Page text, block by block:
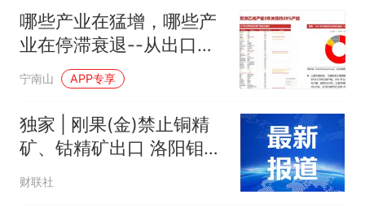
回大海 目击者直呼震惊 （视频
来源：参考消息）
笔试第一被第二名传话劝弃考
官方通报
制裁瓜子饺子，美国怕什
哪些产业在猛增，哪些产
业在停滞衰退--从出口看
中美贸易战八年以来中国
产业升级情况
宁南山 APP专享
独家 | 刚果(金)禁止铜精
矿、钴精矿出口 洛阳钼
业：公司在当地产品为阴
财联社